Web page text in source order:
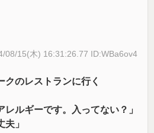
08/15(木) 16:31:26.77 ID:WBa6ov4
クのレストランに行く
ルギーです。入ってない？」
」